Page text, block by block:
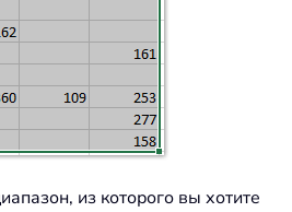
из которого вы хотите